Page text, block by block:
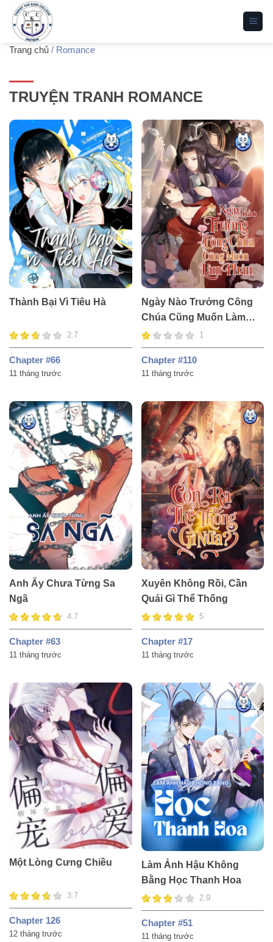
qua
dungTrang chủ / Romance
TRUYỆN TRANH ROMANCE
Thành Bại Vì Tiêu Hà
2.7
Chapter #66
11 tháng trước
Ngày Nào Trưởng Công
Chúa Cũng Muốn Làm
Phản
1
Chapter #110
11 tháng trước
Anh Ấy Chưa Từng Sa
Ngã
4.7
Chapter #63
11 tháng trước
Xuyên Không Rồi, Cần
Quái Gì Thể Thống
5
Chapter #17
11 tháng trước
Một Lòng Cưng Chiều
3.7
Chapter 126
12 tháng trước
Làm Ảnh Hậu Không
Bằng Học Thanh Hoa
2.9
Chapter #51
11 tháng trước